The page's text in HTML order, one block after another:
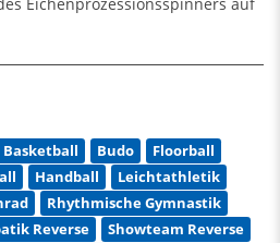
Basketball Budo
Floorball
Handball
Leichtathletik
Rhythmische Gymnastik
Reverse
Showteam Reverse